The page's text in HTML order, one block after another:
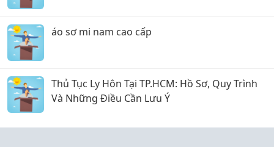
áo sơ mi nam cao cấp
Thủ Tục Ly Hôn Tại TP.HCM: Hồ Sơ, Quy Trình
Và Những Điều Cần Lưu Ý